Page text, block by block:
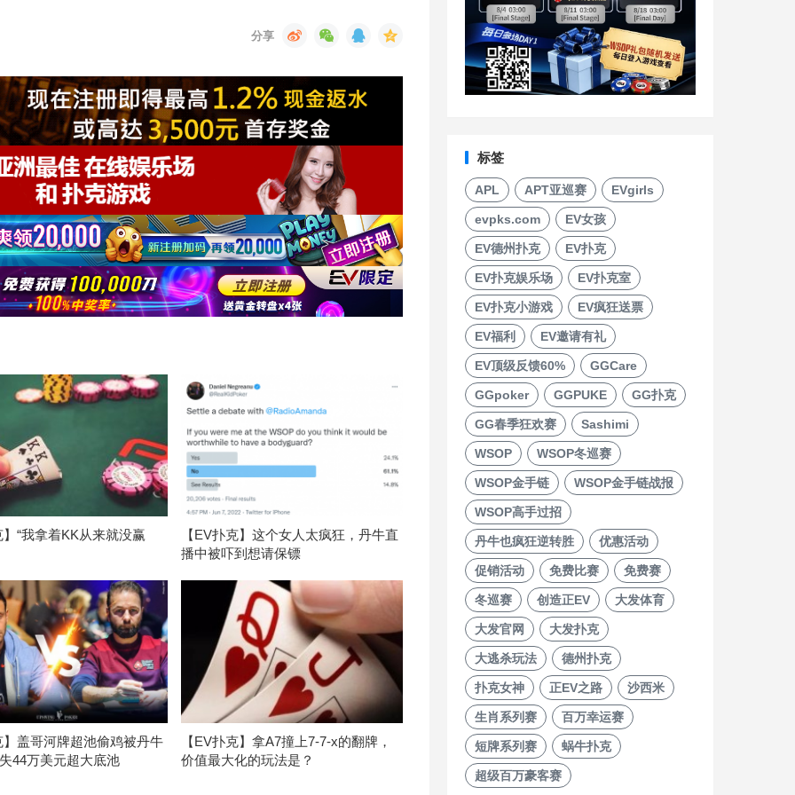
“我拿着KK从来就没赢
【EV扑克】这个女人太疯狂，丹牛直
播中被吓到想请保镖
】盖哥河牌超池偷鸡被丹牛
44万美元超大底池
【EV扑克】拿A7撞上7-7-x的翻牌，
价值最大化的玩法是？
标签
APL APT亚巡赛 EVgirls
evpks.com EV女孩
EV德州扑克 EV扑克
EV扑克娱乐场 EV扑克室
EV扑克小游戏 EV疯狂送票
EV福利 EV邀请有礼
EV顶级反馈60% GGCare
GGpoker GGPUKE GG扑克
GG春季狂欢赛 Sashimi
WSOP WSOP冬巡赛
WSOP金手链 WSOP金手链战报
WSOP高手过招
丹牛也疯狂逆转胜 优惠活动
促销活动 免费比赛 免费赛
冬巡赛 创造正EV 大发体育
大发官网 大发扑克
大逃杀玩法 德州扑克
扑克女神 正EV之路 沙西米
生肖系列赛 百万幸运赛
短牌系列赛 蜗牛扑克
超级百万豪客赛